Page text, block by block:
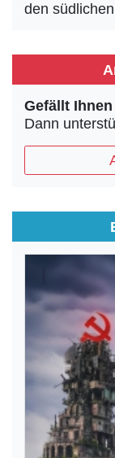
den
Gefällt
Dann